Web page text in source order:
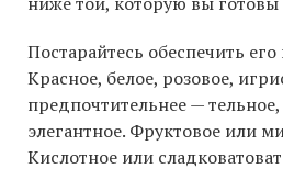
Постарайтесь обеспечить
Красное, белое, розовое,
предпочтительнее —
элегантное. Фруктовое или
Кислотное или